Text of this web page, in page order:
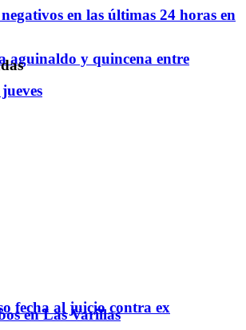
aguinaldo y quincena entre
fecha al juicio contra ex
en las últimas 24 horas en
en Las Varillas